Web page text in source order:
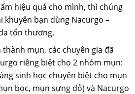
hiệu quả cho mình, thì chúng
khuyên bạn dùng Nacurgo –
tổn thương.
mụn, các chuyên gia đã
riêng biệt cho 2 nhóm mụn:
sinh học chuyên biệt cho mụn
bọc, mụn sưng đỏ) và Nacurgo